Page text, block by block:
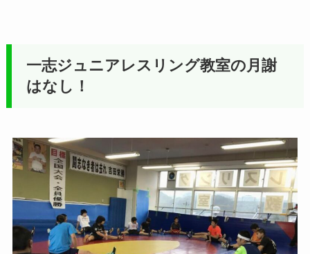
一志ジュニアレスリング教室の月謝
はなし！